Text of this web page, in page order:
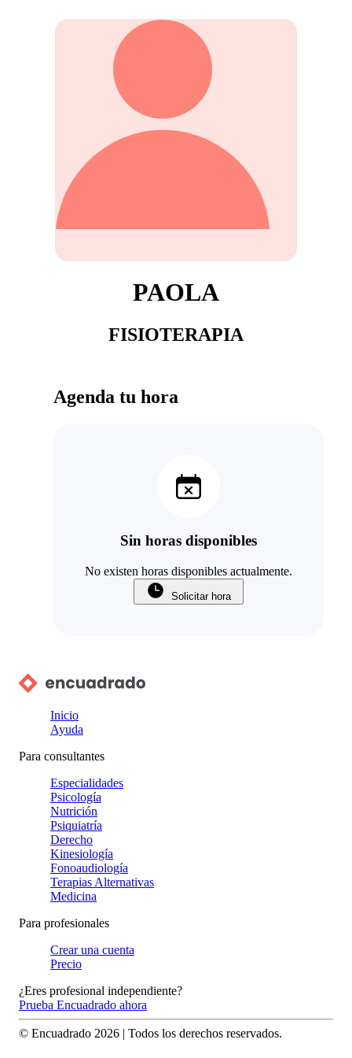
PAOLA
FISIOTERAPIA
Agenda tu hora
Sin horas disponibles
No existen horas disponibles actualmente.
Solicitar hora
Inicio
Ayuda
Para consultantes
Especialidades
Psicología
Nutrición
Psiquiatría
Derecho
Kinesiología
Fonoaudiología
Terapias Alternativas
Medicina
Para profesionales
Crear una cuenta
Precio
¿Eres profesional independiente?
Prueba Encuadrado ahora
© Encuadrado 2026 | Todos los derechos reservados.